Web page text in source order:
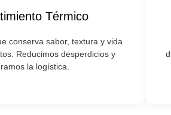
Térmico
conserva sabor, textura y vida
Reducimos desperdicios y
la logística.